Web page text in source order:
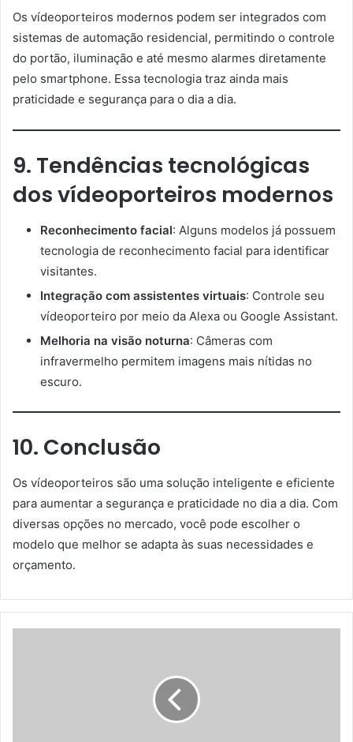
Os vídeoporteiros modernos podem ser integrados com
sistemas de automação residencial, permitindo o controle
do portão, iluminação e até mesmo alarmes diretamente
pelo smartphone. Essa tecnologia traz ainda mais
praticidade e segurança para o dia a dia.
9. Tendências tecnológicas
dos vídeoporteiros modernos
Reconhecimento facial: Alguns modelos já possuem
tecnologia de reconhecimento facial para identificar
visitantes.
Integração com assistentes virtuais: Controle seu
vídeoporteiro por meio da Alexa ou Google Assistant.
Melhoria na visão noturna: Câmeras com
infravermelho permitem imagens mais nítidas no
escuro.
10. Conclusão
Os vídeoporteiros são uma solução inteligente e eficiente
para aumentar a segurança e praticidade no dia a dia. Com
diversas opções no mercado, você pode escolher o
modelo que melhor se adapta às suas necessidades e
orçamento.